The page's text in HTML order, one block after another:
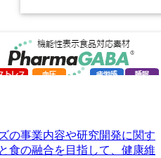
の事業内容や研究開発に関す
食の融合を目指して、健康維